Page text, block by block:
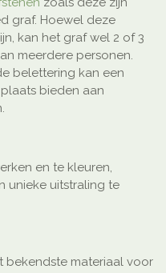
graf. Hoewel deze
kan het graf wel 2 of 3
meerdere personen.
belettering kan een
bieden aan
en te kleuren,
unieke uitstraling te
bekendste materiaal voor